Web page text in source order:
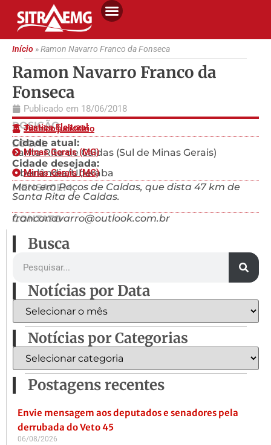
Início»Ramon Navarro Franco da Fonseca
Ramon Navarro Franco da
Fonseca
Publicado em 18/06/2018
POSIÇÃO
Justiça Eleitoral
Técnico judiciário
LOCAL
Cidade atual:
Santa Rita de Caldas (Sul de Minas Gerais)
Minas Gerais (MG)
Cidade desejada:
Uberlândia/Uberaba
Minas Gerais (MG)
MENSAGEM
Moro em Poços de Caldas, que dista 47 km de
Santa Rita de Caldas.
CONTATO
franconavarro@outlook.com.br
Busca
Notícias por Data
Notícias por Categorias
Postagens recentes
Envie mensagem aos deputados e senadores pela
derrubada do Veto 45
06/08/2026